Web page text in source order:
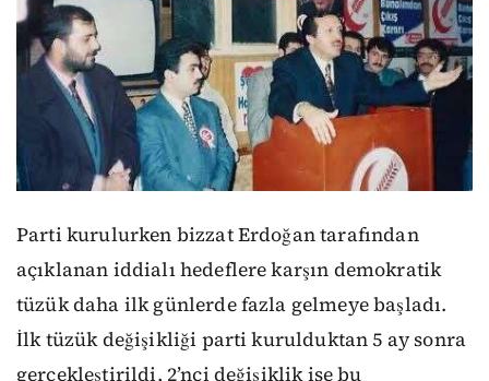
Parti kurulurken bizzat Erdoğan tarafından
açıklanan iddialı hedeflere karşın demokratik
tüzük daha ilk günlerde fazla gelmeye başladı.
İlk tüzük değişikliği parti kurulduktan 5 ay sonra
gerçekleştirildi, 2’nci değişiklik ise bu